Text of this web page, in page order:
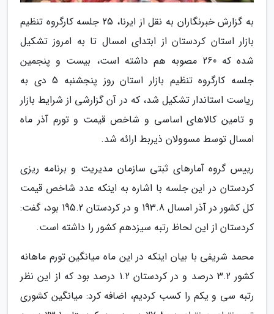
به گزارش خبرنگاران به نقل از ایرنا، 25 جلسه کارگروه تنظیم
بازار استان کردستان از ابتدای امسال تا به امروز تشکیل
شده که 260 مصوبه هم داشته است، بیست و پنجمین
جلسه کارگروه تنظیم بازار استان روز پنجشنبه 5 دی به
ریاست استاندار تشکیل شد، که در آن گزارشی از شرایط بازار
و تامین کالاهای اساسی و شاخص قیمت و تورم آذر ماه
امسال توسط مسوولان ذیربط ارائه شد.
رییس گروه آمارهای ثبتی سازمان مدیریت و برنامه ریزی
کردستان در این جلسه با اشاره به اینکه عدد شاخص قیمت
کل کشور در آذر امسال 193.8 و در کردستان 195.2 بود، گفت:
کردستان از این لحاظ رتبه سیزدهم کشور را داشته است.
محمد شریفی با بیان اینکه در این ماه میانگین تورم ماهانه
کشور 3.2 درصد و در کردستان 1.2 درصد بود که از این نظر
رتبه سی و یکم را کسب کردیم، اضافه کرد: میانگین کشوری